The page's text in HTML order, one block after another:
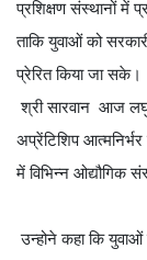
प्रशिक्षण संस्थानों में
ताकि युवाओं को
प्रेरित किया जा सके।
श्री सारवान आज
अप्रेंटिशिप
में विभिन्न ओद्यौगिक
उन्होने कहा कि